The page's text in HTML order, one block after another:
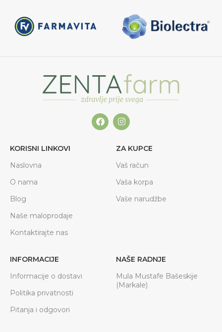
KORISNI LINKOVI
Naslovna
O nama
Blog
Naše maloprodaje
Kontaktirajte nas
ZA KUPCE
Vaš račun
Vaša korpa
Vaše narudžbe
INFORMACIJE
Informacije o dostavi
Politika privatnosti
Pitanja i odgovori
NAŠE RADNJE
Mula Mustafe Bašeskije
(Markale)